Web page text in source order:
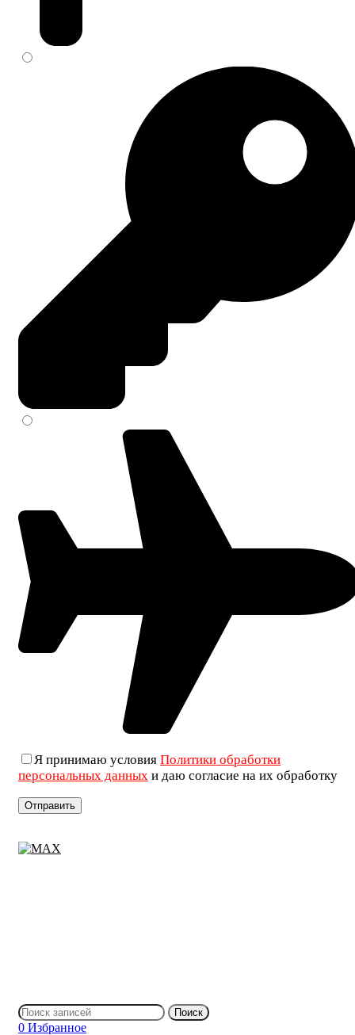
Я принимаю условия Политики обработки
персональных данных и даю согласие на их обработку
Поиск
0 Избранное